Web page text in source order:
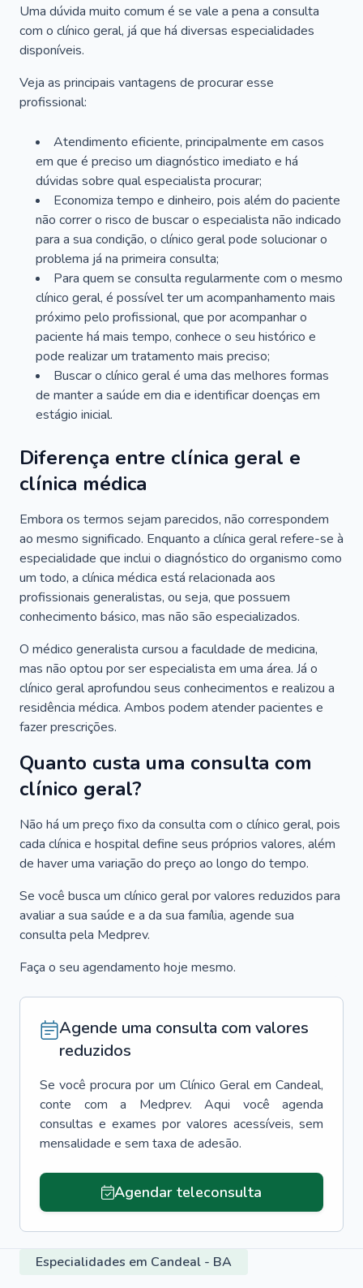
Uma dúvida muito comum é se vale a pena a consulta
com o clínico geral, já que há diversas especialidades
disponíveis.
Veja as principais vantagens de procurar esse
profissional:
Atendimento eficiente, principalmente em casos
em que é preciso um diagnóstico imediato e há
dúvidas sobre qual especialista procurar;
Economiza tempo e dinheiro, pois além do paciente
não correr o risco de buscar o especialista não indicado
para a sua condição, o clínico geral pode solucionar o
problema já na primeira consulta;
Para quem se consulta regularmente com o mesmo
clínico geral, é possível ter um acompanhamento mais
próximo pelo profissional, que por acompanhar o
paciente há mais tempo, conhece o seu histórico e
pode realizar um tratamento mais preciso;
Buscar o clínico geral é uma das melhores formas
de manter a saúde em dia e identificar doenças em
estágio inicial.
Diferença entre clínica geral e
clínica médica
Embora os termos sejam parecidos, não correspondem
ao mesmo significado. Enquanto a clínica geral refere-se à
especialidade que inclui o diagnóstico do organismo como
um todo, a clínica médica está relacionada aos
profissionais generalistas, ou seja, que possuem
conhecimento básico, mas não são especializados.
O médico generalista cursou a faculdade de medicina,
mas não optou por ser especialista em uma área. Já o
clínico geral aprofundou seus conhecimentos e realizou a
residência médica. Ambos podem atender pacientes e
fazer prescrições.
Quanto custa uma consulta com
clínico geral?
Não há um preço fixo da consulta com o clínico geral, pois
cada clínica e hospital define seus próprios valores, além
de haver uma variação do preço ao longo do tempo.
Se você busca um clínico geral por valores reduzidos para
avaliar a sua saúde e a da sua família, agende sua
consulta pela Medprev.
Faça o seu agendamento hoje mesmo.
Agende uma consulta com valores
reduzidos
Se você procura por um Clínico Geral em Candeal,
conte com a Medprev. Aqui você agenda
consultas e exames por valores acessíveis, sem
mensalidade e sem taxa de adesão.
Agendar teleconsulta
Especialidades em Candeal - BA